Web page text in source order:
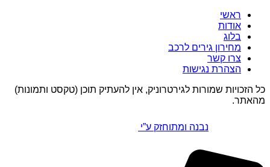
ראשי
אודות
בלוג
מחירון גירים לרכב
צרו קשר
הצהרת נגישות
כל הזכויות שמורות לגירטרוניק, אין להעתיק תוכן (טקסט ותמונות)
מהאתר.
נבנה ומתוחזק ע”י